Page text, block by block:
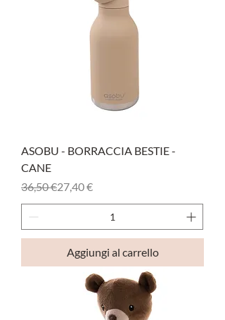
ASOBU - BORRACCIA BESTIE -
CANE
Prezzo regolare
36,50 €
Prezzo scontato
27,40 €
Aggiungi al carrello